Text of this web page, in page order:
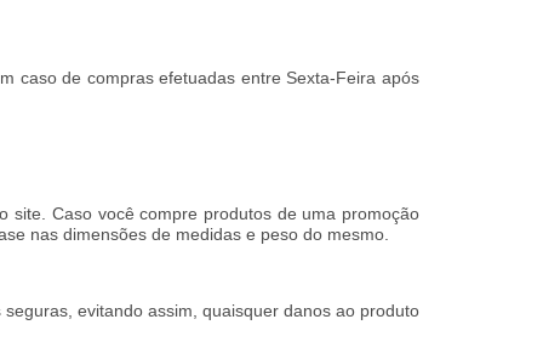
caso de compras efetuadas entre Sexta-Feira após
site. Caso você compre produtos de uma promoção
nas dimensões de medidas e peso do mesmo.
evitando assim, quaisquer danos ao produto